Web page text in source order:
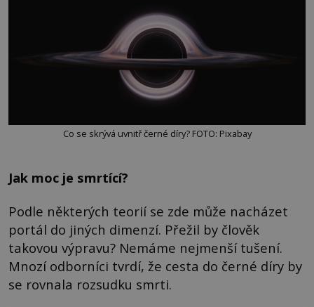
Co se skrývá uvnitř černé díry? FOTO: Pixabay
Jak moc je smrtící?
Podle některých teorií se zde může nacházet
portál do jiných dimenzí. Přežil by člověk
takovou výpravu? Nemáme nejmenší tušení.
Mnozí odborníci tvrdí, že cesta do černé díry by
se rovnala rozsudku smrti.